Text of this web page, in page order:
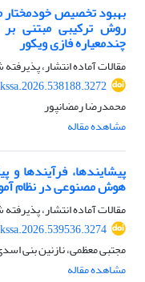
بهبود تخصیص خودمختار
روش ترکیبی مبتنی
چندمعیاره فازی ویکور
مقالات آماده انتشار، پذیرفته
محمدرضا رمضانپور
مشاهده مقاله
پیشایندها، فرآیندها
هوش مصنوعی در نظام
مقالات آماده انتشار، پذیرفته
مجتبی معظمی، نازنین بنی
مشاهده مقاله